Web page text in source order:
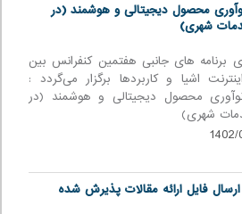
محصول دیجیتالی و هوشمند (در
شهری)
برنامه های جانبی هفتمین کنفرانس بین
اشیا و کاربردها برگزار می‌گردد :
محصول دیجیتالی و هوشمند (در
شهری)
فایل ارائه مقالات پذیرش شده